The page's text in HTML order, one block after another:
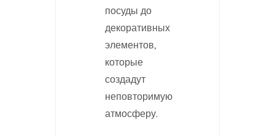
посуды до
декоративных
элементов,
которые
создадут
неповторимую
атмосферу.